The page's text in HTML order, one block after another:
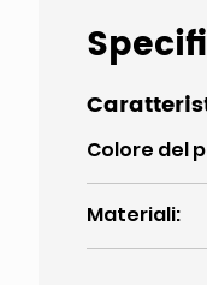
Colore del
Materiali: